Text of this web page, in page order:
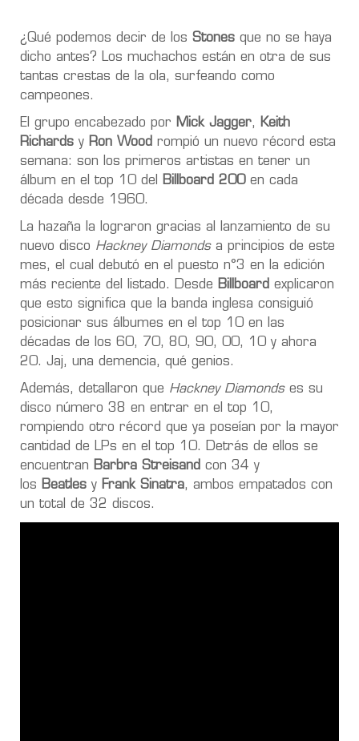
¿Qué podemos decir de los Stones que no se haya
dicho antes? Los muchachos están en otra de sus
tantas crestas de la ola, surfeando como
campeones.
El grupo encabezado por Mick Jagger,
Keith
Richards y Ron Wood rompió un nuevo récord esta
semana: son los primeros artistas en tener un
álbum en el top 10 del
Billboard 200en cada
década desde 1960.
La hazaña la lograron gracias al lanzamiento de su
nuevo disco Hackney Diamondsa principios de este
mes, el cual debutó en el puesto n°3 en la edición
más reciente del listado. Desde Billboard explicaron
que esto significa que la banda inglesa consiguió
posicionar sus álbumes en el top 10 en las
décadas de los 60, 70, 80, 90, 00, 10 y ahora
20. Jaj, una demencia, qué genios.
Además, detallaron que Hackney Diamonds es su
disco número 38 en entrar en el top 10,
rompiendo otro récord que ya poseían por la mayor
cantidad de LPs en el top 10. Detrás de ellos se
encuentran Barbra Streisand con 34 y
los Beatles y Frank Sinatra, ambos empatados con
un total de 32 discos.